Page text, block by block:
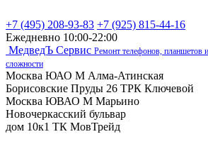
+7 (495) 208-93-83 +7 (925) 815-44-16
Ежедневно 10:00-22:00
МедведЪ Сервис Ремонт телефонов, планшетов
сложности
Москва ЮАО М Алма-Атинская
Борисовские Пруды 26 ТРК Ключевой
Москва ЮВАО М Марьино
Новочеркасский бульвар
дом 10к1 ТК МовТрейд